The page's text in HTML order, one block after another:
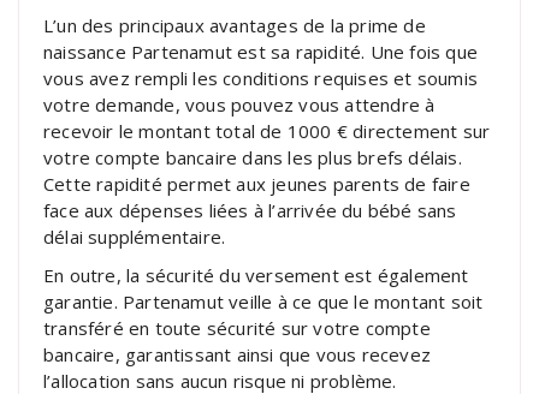
L’un des principaux avantages de la prime de
naissance Partenamut est sa rapidité. Une fois que
vous avez rempli les conditions requises et soumis
votre demande, vous pouvez vous attendre à
recevoir le montant total de 1000 € directement sur
votre compte bancaire dans les plus brefs délais.
Cette rapidité permet aux jeunes parents de faire
face aux dépenses liées à l’arrivée du bébé sans
délai supplémentaire.
En outre, la sécurité du versement est également
garantie. Partenamut veille à ce que le montant soit
transféré en toute sécurité sur votre compte
bancaire, garantissant ainsi que vous recevez
l’allocation sans aucun risque ni problème.